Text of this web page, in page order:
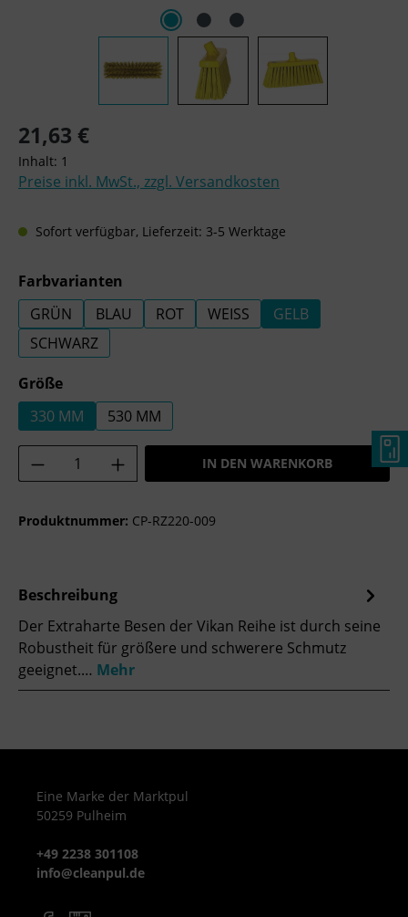
Regulärer Preis:
21,63 €
Inhalt: 1
Preise inkl. MwSt., zzgl. Versandkosten
Sofort verfügbar, Lieferzeit: 3-5 Werktage
Farbvarianten
GRÜN
BLAU ROT WEISS
GELB
SCHWARZ
Größeauswählen
330 MM
530 MM
Produkt Anzahl: Gib den gewünschten
IN DEN WARENKORB
Produktnummer: CP-RZ220-009
Beschreibung
Der Extraharte Besen der Vikan Reihe ist durch seine
Robustheit für größere und schwerere Schmutz
geeignet.… Mehr
Eine Marke der Marktpul
50259 Pulheim
+49 2238 301108
info@cleanpul.de